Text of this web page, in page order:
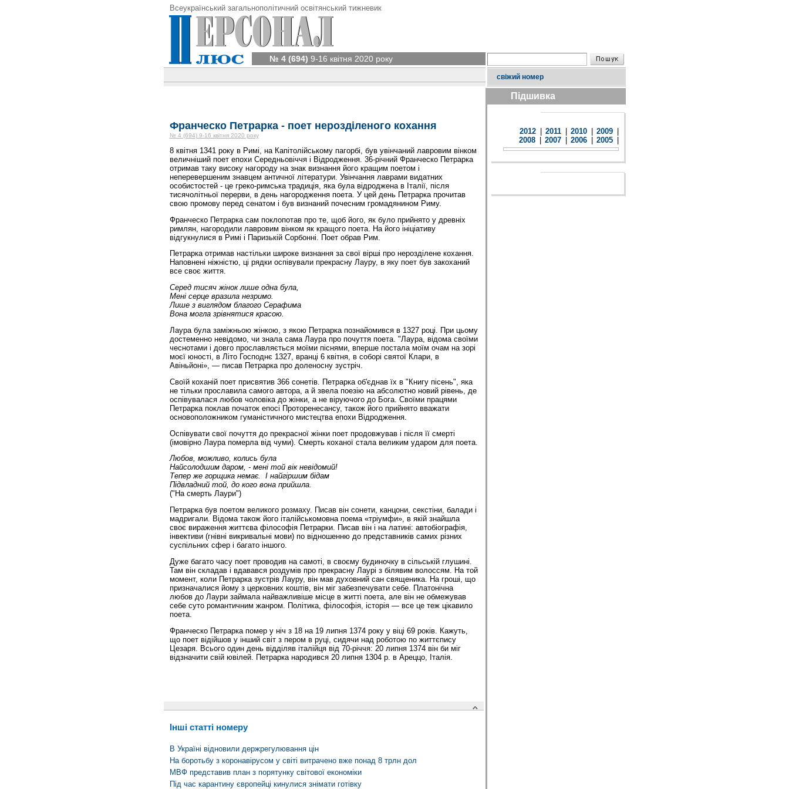
Всеукраїнський загальнополітичний освітянський тижневик
№ 4 (694) 9-16 квітня 2020 року
свіжий номер
Франческо Петрарка - поет нерозділеного кохання
№ 4 (694) 9-16 квітня 2020 року
8 квітня 1341 року в Римі, на Капітолійському пагорбі, був увінчаний лавровим вінком
величніший поет епохи Середньовіччя і Відродження. 36-річний Франческо Петрарка
отримав таку високу нагороду на знак визнання його кращим поетом і
неперевершеним знавцем античної літератури. Увінчання лаврами видатних
особистостей - це греко-римська традиція, яка була відроджена в Італії, після
тисячолітньої перерви, в день нагородження поета. У цей день Петрарка прочитав
свою промову перед сенатом і був визнаний почесним громадянином Риму.
Франческо Петрарка сам поклопотав про те, щоб його, як було прийнято у древніх
римлян, нагородили лавровим вінком як кращого поета. На його ініціативу
відгукнулися в Римі і Паризькій Сорбонні. Поет обрав Рим.
Петрарка отримав настільки широке визнання за свої вірші про нерозділене кохання.
Наповнені ніжністю, ці рядки оспівували прекрасну Лауру, в яку поет був закоханий
все своє життя.
Серед тисяч жінок лише одна була,
Мені серце вразила незримо.
Лише з виглядом благого Серафима
Вона могла зрівнятися красою.
Лаура була заміжньою жінкою, з якою Петрарка познайомився в 1327 році. При цьому
достеменно невідомо, чи знала сама Лаура про почуття поета. "Лаура, відома своїми
чеснотами і довго прославляється моїми піснями, вперше постала моїм очам на зорі
моєї юності, в Літо Господнє 1327, вранці 6 квітня, в соборі святої Клари, в
Авіньйоні», — писав Петрарка про доленосну зустріч.
Своїй коханій поет присвятив 366 сонетів. Петрарка об'єднав їх в "Книгу пісень", яка
не тільки прославила самого автора, а й звела поезію на абсолютно новий рівень, де
оспівувалася любов чоловіка до жінки, а не віруючого до Бога. Своїми працями
Петрарка поклав початок епосі Проторенесансу, також його прийнято вважати
основоположником гуманістичного мистецтва епохи Відродження.
Оспівувати свої почуття до прекрасної жінки поет продовжував і після її смерті
(імовірно Лаура померла від чуми). Смерть коханої стала великим ударом для поета.
Любов, можливо, колись була
Найсолодшим даром, - мені той вік невідомий!
Тепер же горщика немає. І найгіршим бідам
Підвладний той, до кого вона прийшла.
("На смерть Лаури")
Петрарка був поетом великого розмаху. Писав він сонети, канцони, секстіни, балади і
мадригали. Відома також його італійськомовна поема «тріумфи», в якій знайшла
своє вираження життєва філософія Петрарки. Писав він і на латині: автобіографія,
інвективи (гнівні викривальні мови) по відношенню до представників самих різних
суспільних сфер і багато іншого.
Дуже багато часу поет проводив на самоті, в своєму будиночку в сільській глушині.
Там він складав і вдавався роздумів про прекрасну Лаурі з білявим волоссям. На той
момент, коли Петрарка зустрів Лауру, він мав духовний сан священика. На гроші, що
призначалися йому з церковних коштів, він міг забезпечувати себе. Платонічна
любов до Лаури займала найважливіше місце в житті поета, але він не обмежував
себе суто романтичним жанром. Політика, філософія, історія — все це теж цікавило
поета.
Франческо Петрарка помер у ніч з 18 на 19 липня 1374 року у віці 69 років. Кажуть,
що поет відійшов у інший світ з пером в руці, сидячи над роботою по життєпису
Цезаря. Всього один день відділяв італійця від 70-річчя: 20 липня 1374 він би міг
відзначити свій ювілей. Петрарка народився 20 липня 1304 р. в Ареццо, Італія.
Інші статті номеру
В Україні відновили держрегулювання цін
На боротьбу з коронавірусом у світі витрачено вже понад 8 трлн дол
МВФ представив план з порятунку світової економіки
Під час карантину європейці кинулися знімати готівку
Підшивка
2012 2011 2010 2009
2008
2007 2006 2005